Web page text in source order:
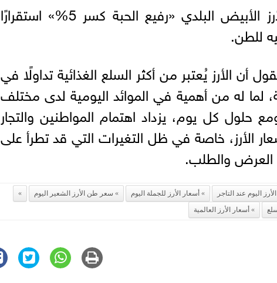
وبلغت أسعار الأرز الأبيض البلدي «رفيع الحبة كسر 5%» استقرارًا
أن الأرز يُعتبر من أكثر السلع الغذائية تداولًا في
لما له من أهمية في الموائد اليومية لدى مختلف
حلول كل يوم، يزداد اهتمام المواطنين والتجار
الأرز، خاصة في ظل التغيرات التي قد تطرأ على
والطلب.
اليوم عند التاجر أسعار الأرز للجملة اليوم
سعر طن الأرز الشعير اليوم
أسعار الأرز العالمية